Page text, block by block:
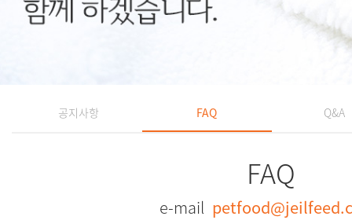
공지사항 FAQ Q&A
FAQ
e-mail